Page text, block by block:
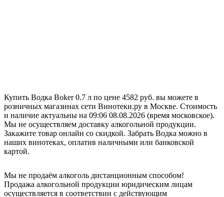
Купить Водка Boker 0.7 л по цене 4582 руб. вы можете в
розничных магазинах сети Винотеки.ру в Москве. Стоимость
и наличие актуальны на 09:06 08.08.2026 (время московское).
Мы не осуществляем доставку алкогольной продукции.
Закажите товар онлайн со скидкой. Забрать Водка можно в
наших винотеках, оплатив наличными или банковской
картой.
Мы не продаём алкоголь дистанционным способом!
Продажа алкогольной продукции юридическим лицам
осуществляется в соответствии с действующим